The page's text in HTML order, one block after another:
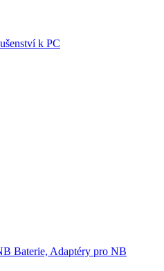
k PC
Baterie, Adaptéry pro NB